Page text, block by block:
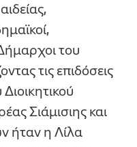
του
τις επιδόσεις
Σιάμισιης και
ήταν η Λίλα